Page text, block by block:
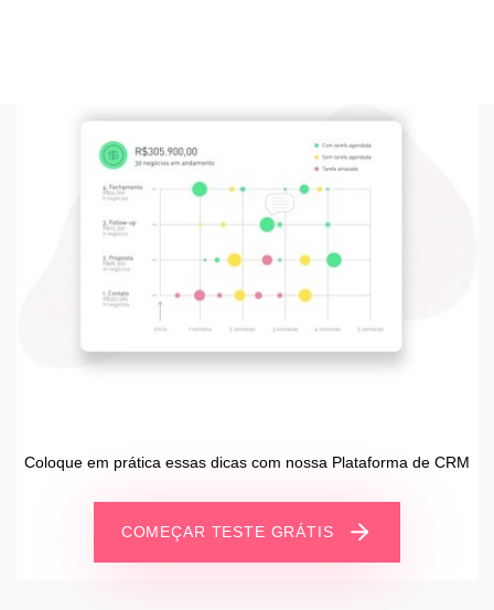
Coloque em prática essas dicas com nossa Plataforma de CRM
COMEÇAR TESTE GRÁTIS